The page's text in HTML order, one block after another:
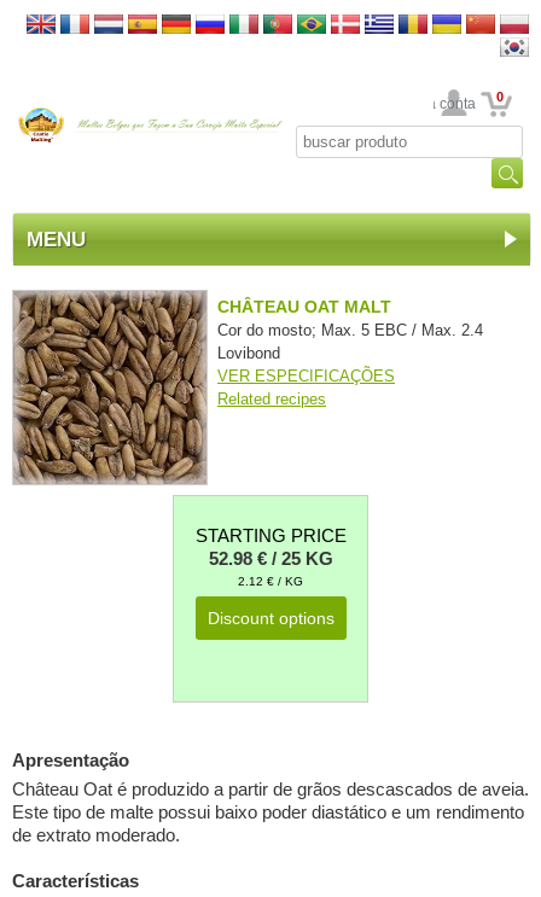
Sua conta 0
MENU
CHÂTEAU OAT MALT
Cor do mosto; Max. 5 EBC / Max. 2.4
Lovibond
VER ESPECIFICAÇÕES
Related recipes
STARTING PRICE
52.98 € / 25 KG
2.12 € / KG
Discount options
Apresentação
Château Oat é produzido a partir de grãos descascados de aveia.
Este tipo de malte possui baixo poder diastático e um rendimento
de extrato moderado.
Características